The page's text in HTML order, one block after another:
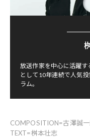
放送作家を中心に活躍
として10年連続で人気
ラム。
COMPOSITION=古澤誠
TEXT=桝本壮志